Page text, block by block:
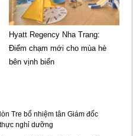
Hyatt Regency Nha Trang:
Điểm chạm mới cho mùa hè
bên vịnh biển
Tre bổ nhiệm tân Giám đốc
nghỉ dưỡng